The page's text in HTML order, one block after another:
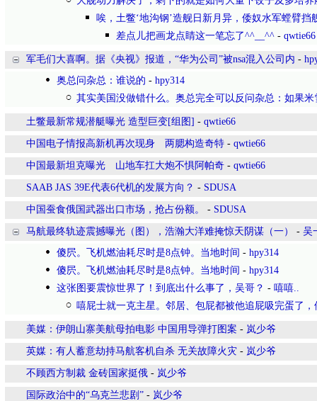
唉，土鳖‘地沟钢’造舰日新月异，倭奴水军螳臂挡
差点儿把画龙点睛这一笔忘了^^__^^ - qwtie66
军毛们大喜啊。据《央视》报道，“华为公司”被nsa混入公司内 -
奥总问杂总：谁说的 - hpy314
其实美国没做错什么。奥总完全可以反问杂总：如果
土鳖最新常规潜艇曝光 造型巨变[组图] - qwtie66
中国电子情报高新机再次现身 两腮构造奇特 - qwtie66
中国最新坦克曝光 山地车扛大炮不惧阿帕奇 - qwtie66
SAAB JAS 39E代表6代机的发展方向？ - SDUSA
中国蚕食俄国武器出口市场，抢占份额。 - SDUSA
马航最终轨迹震撼曝光（图），浩瀚大洋难掩惊天阴谋（一） - 吴
傻屄。飞机燃油耗尽时是8点钟。当地时间 - hpy314
傻屄。飞机燃油耗尽时是8点钟。当地时间 - hpy314
这张图要震惊世界了！到底出什么事了，吴哥？ - 嘻嘻..
嘻屁士就一克主星。邻居、包屁都被他追屁吸完蛋了
美媒：伊朗山寨美航母拍电影 中国用导弹打图案 - 岚少爷
英媒：有人蓄意劫持马航客机自杀 无关故障火灾 - 岚少爷
不顾西方制裁 金砖国家挺俄 - 岚少爷
国际政治中的“乌克兰悲剧” - 岚少爷